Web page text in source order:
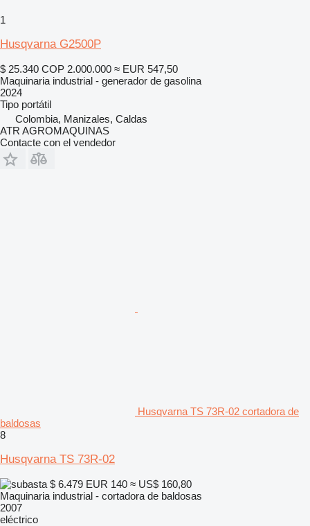
1
Husqvarna G2500P
$ 25.340 COP 2.000.000 ≈ EUR 547,50
Maquinaria industrial - generador de gasolina
2024
Tipo portátil
Colombia, Manizales, Caldas
ATR AGROMAQUINAS
Contacte con el vendedor
Husqvarna TS 73R-02 cortadora de
baldosas
8
Husqvarna TS 73R-02
$ 6.479 EUR 140 ≈ US$ 160,80
Maquinaria industrial - cortadora de baldosas
2007
eléctrico